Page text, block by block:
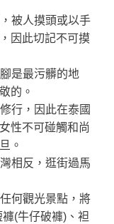
被人摸頭或以手
因此切記不可摸
是最污髒的地
的。
行，因此在泰國
性不可碰觸和尚
。
相反，逛街過馬
何觀光景點，將
(牛仔破褲)、袒